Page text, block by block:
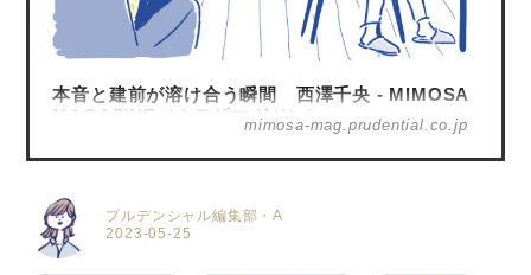
本音と建前が溶け合う瞬間 西澤千央 - MIMOSA
MAGAZINE（ミモザマガジン）mimosa-mag.prudential.co.jp
2023-05-25
プルデンシャル編集部・A